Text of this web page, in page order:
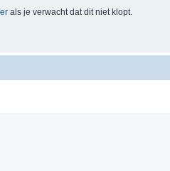
als je verwacht dat dit niet klopt.